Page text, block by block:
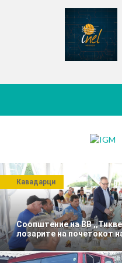
Соопштение на ВВ
лозарите на почетокот
Кавадарци